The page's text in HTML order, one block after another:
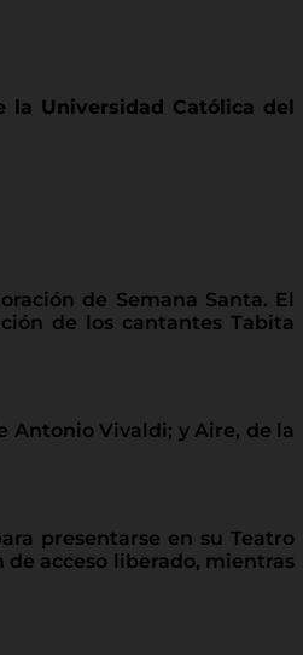
la Universidad Católica del
de Semana Santa. El
de los cantantes Tabita
Antonio Vivaldi; y Aire, de la
presentarse en su Teatro
acceso liberado, mientras